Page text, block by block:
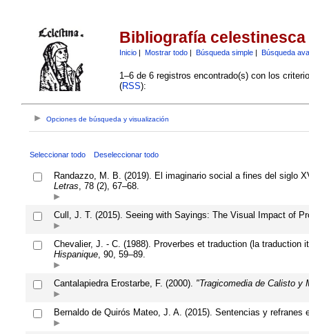
Bibliografía celestinesca
Inicio| Mostrar todo| Búsqueda simple| Búsqueda
1–6 de 6 registros encontrado(s) con los
(RSS):
Opciones de búsqueda y visualización
Seleccionar todo Deseleccionar todo
Randazzo, M. B. (2019). El imaginario social a fines del siglo
Letras , 78 (2), 67–68.
Cull, J. T. (2015). Seeing with Sayings: The Visual Impact of
Chevalier, J. - C. (1988). Proverbes et traduction (la
Hispanique, 90, 59–89.
Cantalapiedra Erostarbe, F. (2000). "Tragicomedia de Calisto y
Bernaldo de Quirós Mateo, J. A. (2015). Sentencias y